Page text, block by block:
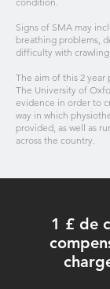
Signs of SMA may
breathing problems,
difficulty with
The aim of this 2
The University of
evidence in order to
way in which
provided, as well as
across the country.
1 £ de